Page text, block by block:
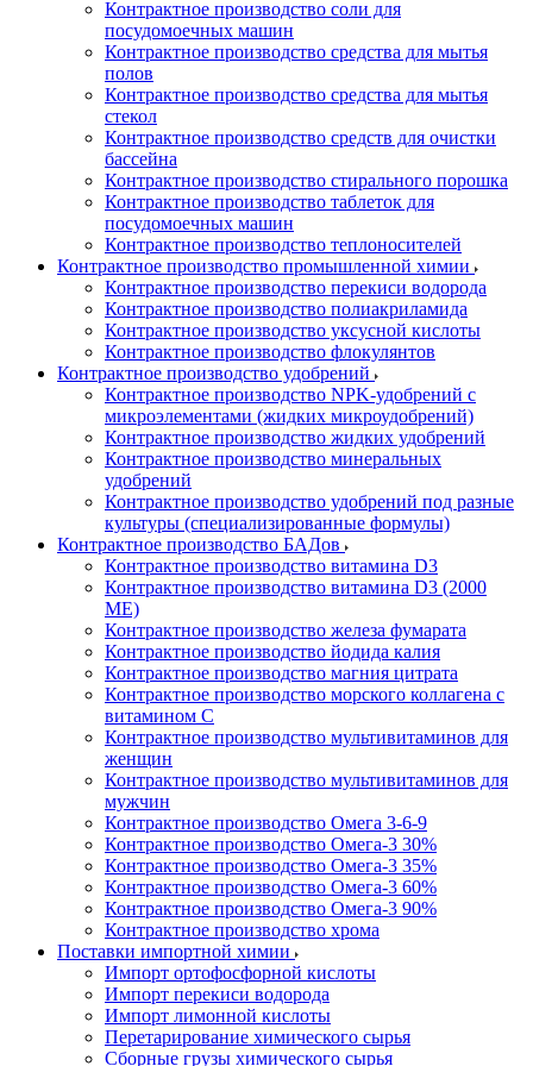
Контрактное производство соли для
посудомоечных машин
Контрактное производство средства для мытья
полов
Контрактное производство средства для мытья
стекол
Контрактное производство средств для очистки
бассейна
Контрактное производство стирального порошка
Контрактное производство таблеток для
посудомоечных машин
Контрактное производство теплоносителей
Контрактное производство промышленной химии
Контрактное производство перекиси водорода
Контрактное производство полиакриламида
Контрактное производство уксусной кислоты
Контрактное производство флокулянтов
Контрактное производство удобрений
Контрактное производство NPK-удобрений с
микроэлементами (жидких микроудобрений)
Контрактное производство жидких удобрений
Контрактное производство минеральных
удобрений
Контрактное производство удобрений под разные
культуры (специализированные формулы)
Контрактное производство БАДов
Контрактное производство витамина D3
Контрактное производство витамина D3 (2000
МЕ)
Контрактное производство железа фумарата
Контрактное производство йодида калия
Контрактное производство магния цитрата
Контрактное производство морского коллагена с
витамином С
Контрактное производство мультивитаминов для
женщин
Контрактное производство мультивитаминов для
мужчин
Контрактное производство Омега 3-6-9
Контрактное производство Омега-3 30%
Контрактное производство Омега-3 35%
Контрактное производство Омега-3 60%
Контрактное производство Омега-3 90%
Контрактное производство хрома
Поставки импортной химии
Импорт ортофосфорной кислоты
Импорт перекиси водорода
Импорт лимонной кислоты
Перетарирование химического сырья
Сборные грузы химического сырья